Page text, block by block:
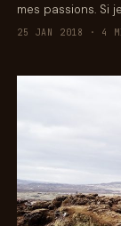
mes passions. Si
25 JAN 2018 · 4